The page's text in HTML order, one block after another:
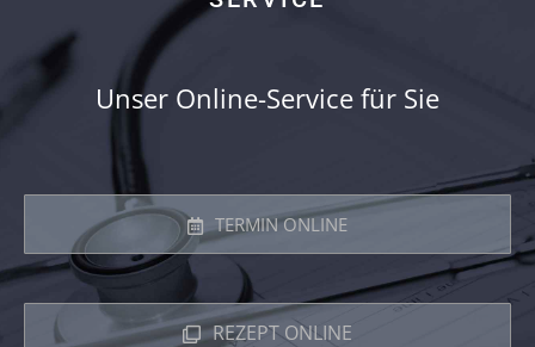
Unser Online-Service für Sie
TERMIN ONLINE
REZEPT ONLINE